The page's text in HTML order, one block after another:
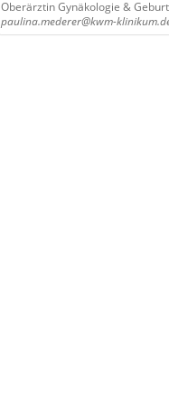
Oberärztin Gynäkologie &
paulina.mederer@kwm-